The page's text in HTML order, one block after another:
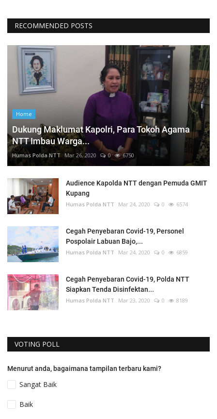
RECOMMENDED POSTS
Home
Dukung Maklumat Kapolri, Para Tokoh Agama
NTT Imbau Warga...
Humas Polda NTT Mar 26, 2020 0 6750
Audience Kapolda NTT dengan Pemuda GMIT
Kupang
Humas Polda NTT Mar 24, 2020 0 6574
Cegah Penyebaran Covid-19, Personel
Pospolair Labuan Bajo,...
Humas Polda NTT Mar 24, 2020 0 6859
Cegah Penyebaran Covid-19, Polda NTT
Siapkan Tenda Disinfektan...
Humas Polda NTT Mar 23, 2020 0 8189
VOTING POLL
Menurut anda, bagaimana tampilan terbaru kami?
Sangat Baik
Baik